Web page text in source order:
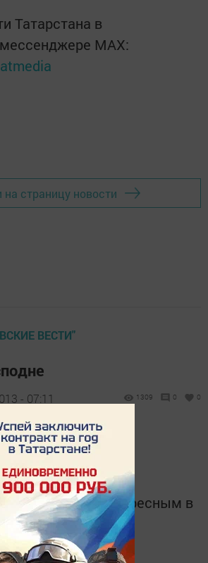
Татарстана в
MАХ:
на страницу новости
ВЕСТИ"
- 07:11 1309 0 0
важным и интересным в
Татмедиа